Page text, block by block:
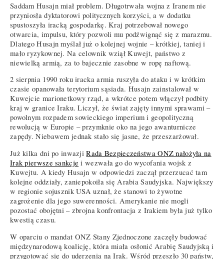
Saddam Husajn miał problem. Długotrwała wojna z Iranem nie
przyniosła dyktatorowi politycznych korzyści, a w dodatku
spustoszyła iracką gospodarkę. Kraj potrzebował nowego
otwarcia, impulsu, który pozwoli mu podźwignąć się z marazmu.
Dlatego Husajn myślał już o kolejnej wojnie – krótkiej, taniej i
mało ryzykownej. Na celownik wziął Kuwejt, państwo z
niewielką armią, za to bajecznie zasobne w ropę naftową.
2 sierpnia 1990 roku iracka armia ruszyła do ataku i w krótkim
czasie opanowała terytorium sąsiada. Husajn zainstalował w
Kuwejcie marionetkowy rząd, a wkrótce potem włączył podbity
kraj w granice Iraku. Liczył, że świat zajęty innymi sprawami –
powolnym rozpadem sowieckiego imperium i geopolityczną
rewolucją w Europie – przymknie oko na jego awanturnicze
zapędy. Niebawem jednak stało się jasne, że przeszarżował.
Już kilka dni po inwazjiRada Bezpieczeństwa ONZ nałożyła na
Irak pierwsze sankcje i wezwała go do wycofania wojsk z
Kuwejtu. A kiedy Husajn w odpowiedzi zaczął przerzucać tam
kolejne oddziały, zaniepokoiła się Arabia Saudyjska. Największy
w regionie sojusznik USA uznał, że stanowi to żywotne
zagrożenie dla jego suwerenności. Amerykanie nie mogli
pozostać obojętni – zbrojna konfrontacja z Irakiem była już tylko
kwestią czasu.
W oparciu o mandat ONZ Stany Zjednoczone zaczęły budować
międzynarodową koalicję, która miała osłonić Arabię Saudyjską i
przygotować się do uderzenia na Irak. Wśród przeszło 30 państw,